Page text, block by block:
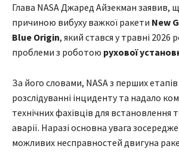
Глава NASA Джаред Айзекман заявив,
причиною вибуху важкої ракети New
Blue Origin, який стався у травні 2026
проблеми з роботою рухової
За його словами, NASA з перших
розслідуванні інциденту та надало
технічних фахівців для встановлення
аварії. Наразі основна увага
можливих несправностей двигуна